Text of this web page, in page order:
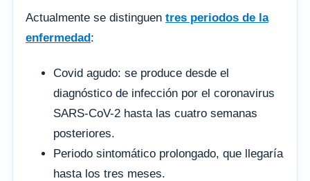
Actualmente se distinguen tres periodos de la
enfermedad:
Covid agudo: se produce desde el
diagnóstico de infección por el coronavirus
SARS-CoV-2 hasta las cuatro semanas
posteriores.
Periodo sintomático prolongado, que llegaría
hasta los tres meses.